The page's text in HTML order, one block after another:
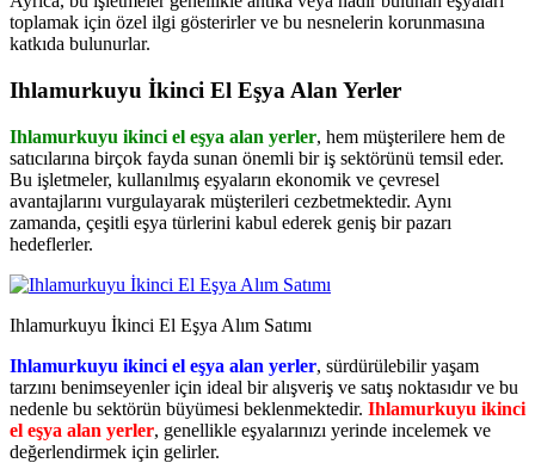
toplamak için özel ilgi gösterirler ve bu nesnelerin korunmasına
katkıda bulunurlar.
Ihlamurkuyu İkinci El Eşya Alan Yerler
Ihlamurkuyu ikinci el eşya alan yerler, hem müşterilere hem de
satıcılarına birçok fayda sunan önemli bir iş sektörünü temsil eder.
Bu işletmeler, kullanılmış eşyaların ekonomik ve çevresel
avantajlarını vurgulayarak müşterileri cezbetmektedir. Aynı
zamanda, çeşitli eşya türlerini kabul ederek geniş bir pazarı
hedeflerler.
Ihlamurkuyu İkinci El Eşya Alım Satımı
Ihlamurkuyu ikinci el eşya alan yerler, sürdürülebilir yaşam
tarzını benimseyenler için ideal bir alışveriş ve satış noktasıdır ve bu
nedenle bu sektörün büyümesi beklenmektedir. Ihlamurkuyu ikinci
el eşya alan yerler, genellikle eşyalarınızı yerinde incelemek ve
değerlendirmek için gelirler.